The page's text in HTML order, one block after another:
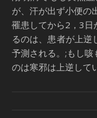
が、汗が出ず小便の
罹患してから2，3日
るのは、患者が上逆
予測される。;もし
のは寒邪は上逆して